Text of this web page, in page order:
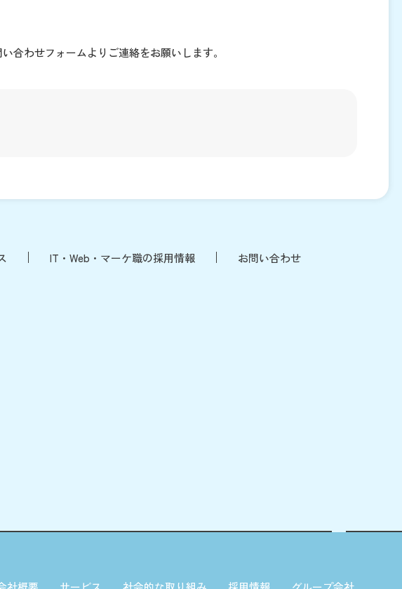
合わせフォームよりご連絡をお願いします。
IT・Web・マーケ職の採用情報 お問い合わせ